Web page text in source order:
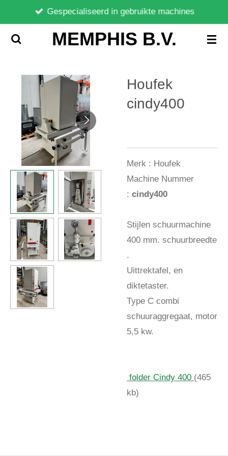
direct
naar
hoofdinhoud
MEMPHIS B.V.
Gespecialiseerd in gebruikte machines
Houfek
cindy400
Merk : Houfek
Machine Nummer
: cindy400
Stijlen schuurmachine
400 mm. schuurbreedte
.
Uittrektafel, en
diktetaster.
Type C combi
schuuraggregaat, motor
5,5 kw.
folder Cindy 400 (465
kb)